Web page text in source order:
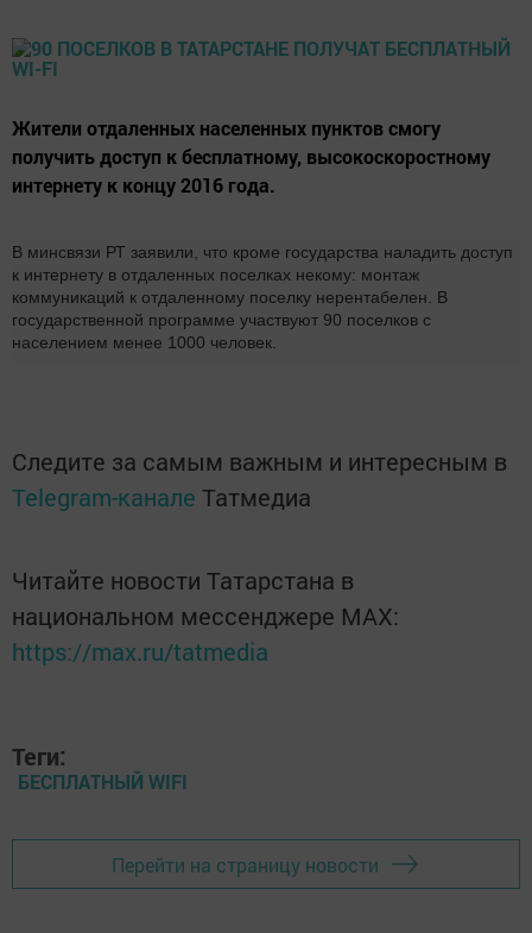
Жители отдаленных населенных пунктов смогу
получить доступ к бесплатному, высокоскоростному
интернету к концу 2016 года.
В минсвязи РТ заявили, что кроме государства наладить доступ
к интернету в отдаленных поселках некому: монтаж
коммуникаций к отдаленному поселку нерентабелен. В
государственной программе участвуют 90 поселков с
населением менее 1000 человек.
Следите за самым важным и интересным в
Telegram-канале Татмедиа
Читайте новости Татарстана в
национальном мессенджере MАХ:
https://max.ru/tatmedia
Теги:
БЕСПЛАТНЫЙ WIFI
Перейти на страницу новости